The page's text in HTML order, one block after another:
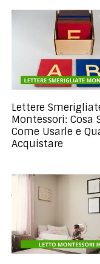
Lettere
Montessori: Cosa
Come Usarle e
Acquistare